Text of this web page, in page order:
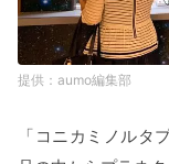
aumo編集部
「コニカミノルタ